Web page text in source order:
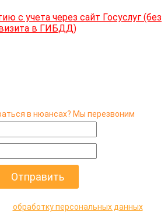
с учета через сайт Госуслуг (без
в ГИБДД)
в нюансах? Мы перезвоним
обработку персональных данных